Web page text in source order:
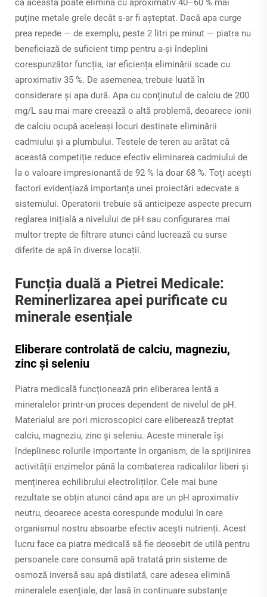
că aceasta poate elimina cu aproximativ 40–60 % mai
puține metale grele decât s-ar fi așteptat. Dacă apa curge
prea repede — de exemplu, peste 2 litri pe minut — piatra nu
beneficiază de suficient timp pentru a-și îndeplini
corespunzător funcția, iar eficiența eliminării scade cu
aproximativ 35 %. De asemenea, trebuie luată în
considerare și apa dură. Apa cu conținutul de calciu de 200
mg/L sau mai mare creează o altă problemă, deoarece ionii
de calciu ocupă aceleași locuri destinate eliminării
cadmiului și a plumbului. Testele de teren au arătat că
această competiție reduce efectiv eliminarea cadmiului de
la o valoare impresionantă de 92 % la doar 68 %. Toți acești
factori evidențiază importanța unei proiectări adecvate a
sistemului. Operatorii trebuie să anticipeze aspecte precum
reglarea inițială a nivelului de pH sau configurarea mai
multor trepte de filtrare atunci când lucrează cu surse
diferite de apă în diverse locații.
Funcția duală a Pietrei Medicale:
Reminerlizarea apei purificate cu
minerale esențiale
Eliberare controlată de calciu, magneziu,
zinc și seleniu
Piatra medicală funcționează prin eliberarea lentă a
mineralelor printr-un proces dependent de nivelul de pH.
Materialul are pori microscopici care eliberează treptat
calciu, magneziu, zinc și seleniu. Aceste minerale își
îndeplinesc rolurile importante în organism, de la sprijinirea
activității enzimelor până la combaterea radicalilor liberi și
menținerea echilibrului electroliților. Cele mai bune
rezultate se obțin atunci când apa are un pH aproximativ
neutru, deoarece acesta corespunde modului în care
organismul nostru absoarbe efectiv acești nutrienți. Acest
lucru face ca piatra medicală să fie deosebit de utilă pentru
persoanele care consumă apă tratată prin sisteme de
osmoză inversă sau apă distilată, care adesea elimină
mineralele esențiale, dar lasă în continuare substanțe